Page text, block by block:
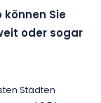
können Sie
oder sogar
Städten